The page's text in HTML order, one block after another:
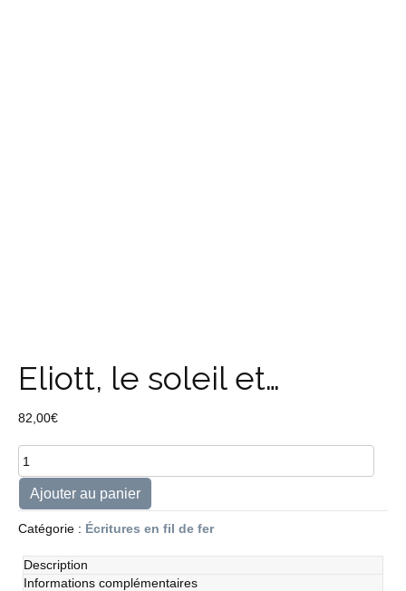
Eliott, le soleil et…
82,00€
quantité
de
Eliott,
le
soleil
Ajouter au panier
Catégorie : Écritures en fil de fer
Description
Informations complémentaires